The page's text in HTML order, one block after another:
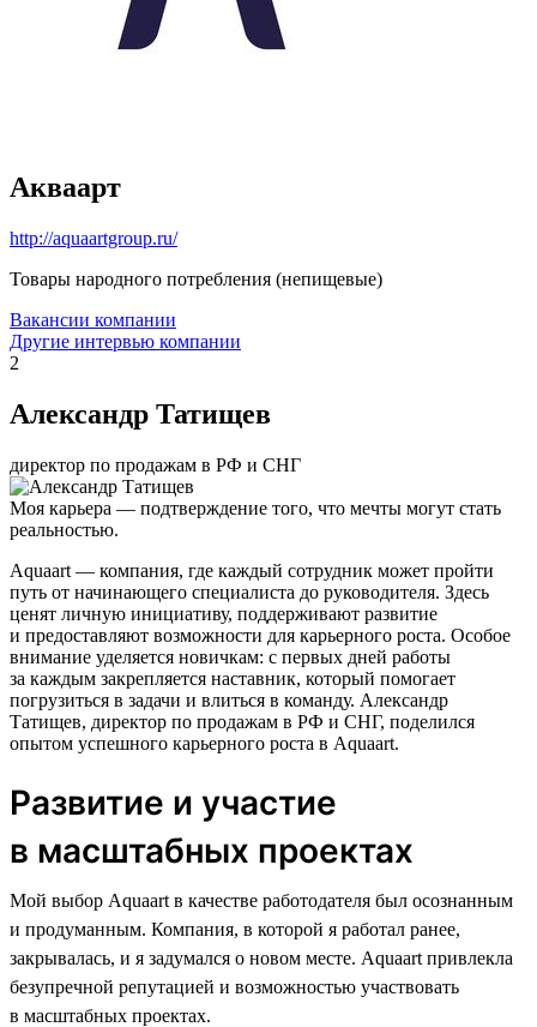
Акваарт
http://aquaartgroup.ru/
Товары народного потребления (непищевые)
Вакансии компании
Другие интервью компании
2
Александр Татищев
директор по продажам в РФ и СНГ
Моя карьера — подтверждение того, что мечты могут стать
реальностью.
Aquaart — компания, где каждый сотрудник может пройти
путь от начинающего специалиста до руководителя. Здесь
ценят личную инициативу, поддерживают развитие
и предоставляют возможности для карьерного роста. Особое
внимание уделяется новичкам: с первых дней работы
за каждым закрепляется наставник, который помогает
погрузиться в задачи и влиться в команду. Александр
Татищев, директор по продажам в РФ и СНГ, поделился
опытом успешного карьерного роста в Aquaart.
Развитие и участие
в масштабных проектах
Мой выбор Aquaart в качестве работодателя был осознанным
и продуманным. Компания, в которой я работал ранее,
закрывалась, и я задумался о новом месте. Aquaart привлекла
безупречной репутацией и возможностью участвовать
в масштабных проектах.